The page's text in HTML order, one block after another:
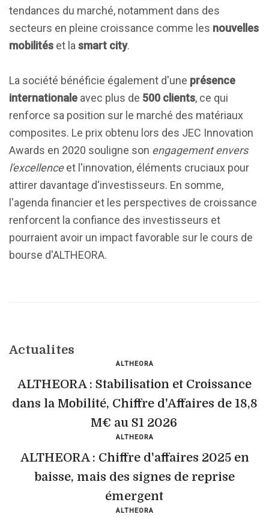
tendances du marché, notamment dans des
secteurs en pleine croissance comme les nouvelles
mobilités et la smart city.
La société bénéficie également d'une présence
internationale avec plus de 500 clients, ce qui
renforce sa position sur le marché des matériaux
composites. Le prix obtenu lors des JEC Innovation
Awards en 2020 souligne son engagement envers
l'excellenceet l'innovation, éléments cruciaux pour
attirer davantage d'investisseurs. En somme,
l'agenda financier et les perspectives de croissance
renforcent la confiance des investisseurs et
pourraient avoir un impact favorable sur le cours de
bourse d'ALTHEORA.
Actualites
ALTHEORA
ALTHEORA : Stabilisation et Croissance
dans la Mobilité, Chiffre d'Affaires de 18,8
M€ au S1 2026
ALTHEORA
ALTHEORA : Chiffre d'affaires 2025 en
baisse, mais des signes de reprise
émergent
ALTHEORA